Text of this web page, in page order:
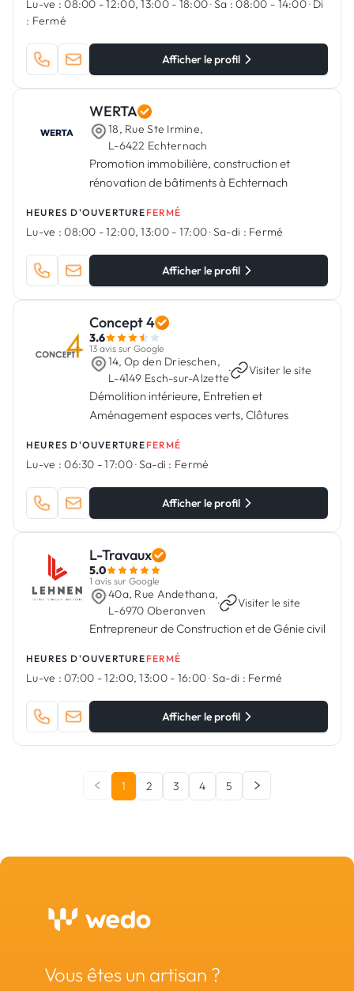
Lu-ve : 08:00 - 12:00, 13:00 - 18:00·Sa : 08:00 - 14:00· Di
: Fermé
Afficher le profil
WERTA
18, Rue Ste Irmine,
L-6422 Echternach
Promotion immobilière, construction et
rénovation de bâtiments à Echternach
HEURES D'OUVERTURE FERMÉ
Lu-ve : 08:00 - 12:00, 13:00 - 17:00·Sa-di : Fermé
Afficher le profil
Concept 4
3.6
13 avis sur Google
14, Op den Drieschen,
L-4149 Esch-sur-Alzette
· Visiter le site
Démolition intérieure, Entretien et
Aménagement espaces verts, Clôtures
HEURES D'OUVERTURE FERMÉ
Lu-ve : 06:30 - 17:00·Sa-di : Fermé
Afficher le profil
L-Travaux
5.0
1 avis sur Google
40a, Rue Andethana,
L-6970 Oberanven
· Visiter le site
Entrepreneur de Construction et de Génie civil
HEURES D'OUVERTURE FERMÉ
Lu-ve : 07:00 - 12:00, 13:00 - 16:00·Sa-di : Fermé
Afficher le profil
1 2 3 4 5
Vous êtes un artisan ?